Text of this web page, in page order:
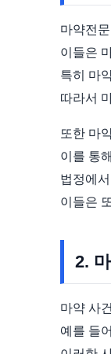
마약전
이들은
특히 마
따라서
또한 마
이를 통
법정에
이들은
2.
마약 사
예를 들